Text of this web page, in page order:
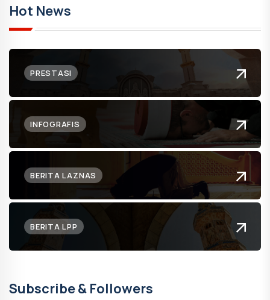
Hot News
PRESTASI
INFOGRAFIS
BERITA LAZNAS
BERITA LPP
Subscribe & Followers